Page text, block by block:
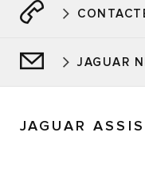
JAGUAR
JAGUAR